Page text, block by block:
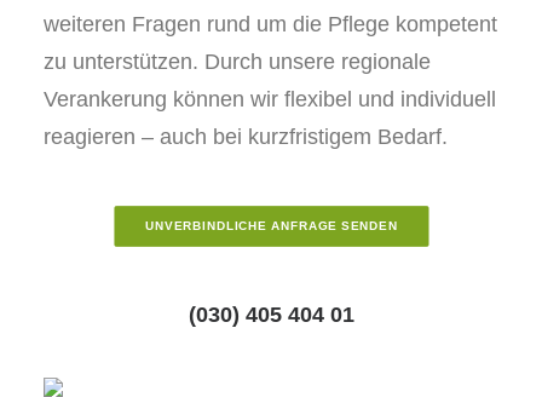
weiteren Fragen rund um die Pflege kompetent
zu unterstützen. Durch unsere regionale
Verankerung können wir flexibel und individuell
reagieren – auch bei kurzfristigem Bedarf.
UNVERBINDLICHE ANFRAGE SENDEN
(030) 405 404 01